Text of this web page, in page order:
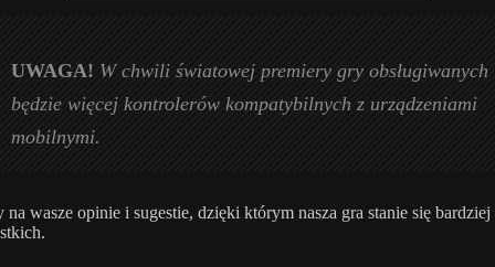
UWAGA! W chwili światowej premiery gry obsługiwanych
będzie więcej kontrolerów kompatybilnych z urządzeniami
mobilnymi.
na wasze opinie i sugestie, dzięki którym nasza gra stanie się bardziej